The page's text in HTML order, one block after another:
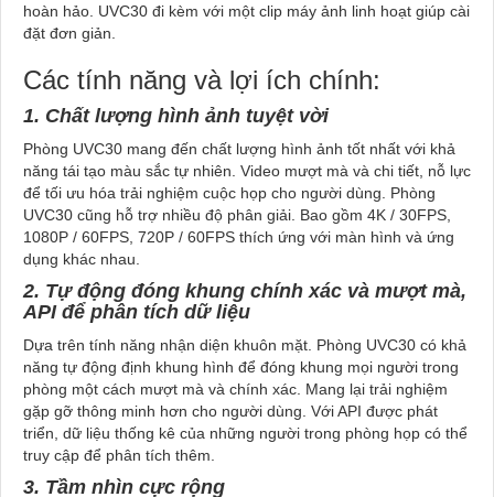
hoàn hảo. UVC30 đi kèm với một clip máy ảnh linh hoạt giúp cài
đặt đơn giản.
Các tính năng và lợi ích chính:
1. Chất lượng hình ảnh tuyệt vời
Phòng UVC30 mang đến chất lượng hình ảnh tốt nhất với khả
năng tái tạo màu sắc tự nhiên. Video mượt mà và chi tiết, nỗ lực
để tối ưu hóa trải nghiệm cuộc họp cho người dùng. Phòng
UVC30 cũng hỗ trợ nhiều độ phân giải. Bao gồm 4K / 30FPS,
1080P / 60FPS, 720P / 60FPS thích ứng với màn hình và ứng
dụng khác nhau.
2. Tự động đóng khung chính xác và mượt mà,
API để phân tích dữ liệu
Dựa trên tính năng nhận diện khuôn mặt. Phòng UVC30 có khả
năng tự động định khung hình để đóng khung mọi người trong
phòng một cách mượt mà và chính xác. Mang lại trải nghiệm
gặp gỡ thông minh hơn cho người dùng. Với API được phát
triển, dữ liệu thống kê của những người trong phòng họp có thể
truy cập để phân tích thêm.
3. Tầm nhìn cực rộng